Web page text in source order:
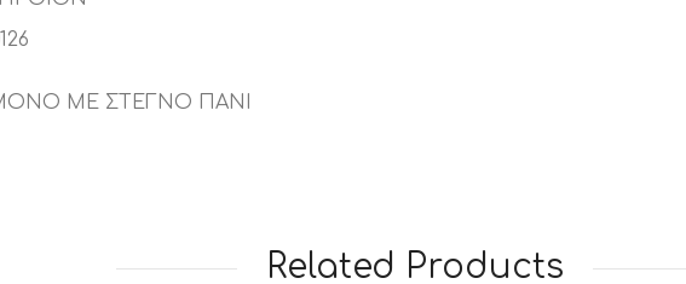
ΜΕ ΣΤΕΓΝΟ ΠΑΝΙ
Related Products